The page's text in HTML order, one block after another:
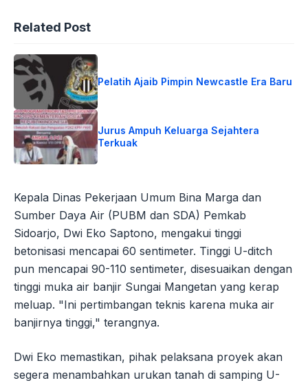
Related Post
Pelatih Ajaib Pimpin Newcastle Era Baru
Jurus Ampuh Keluarga Sejahtera
Terkuak
Kepala Dinas Pekerjaan Umum Bina Marga dan
Sumber Daya Air (PUBM dan SDA) Pemkab
Sidoarjo, Dwi Eko Saptono, mengakui tinggi
betonisasi mencapai 60 sentimeter. Tinggi U-ditch
pun mencapai 90-110 sentimeter, disesuaikan dengan
tinggi muka air banjir Sungai Mangetan yang kerap
meluap. "Ini pertimbangan teknis karena muka air
banjirnya tinggi," terangnya.
Dwi Eko memastikan, pihak pelaksana proyek akan
segera menambahkan urukan tanah di samping U-